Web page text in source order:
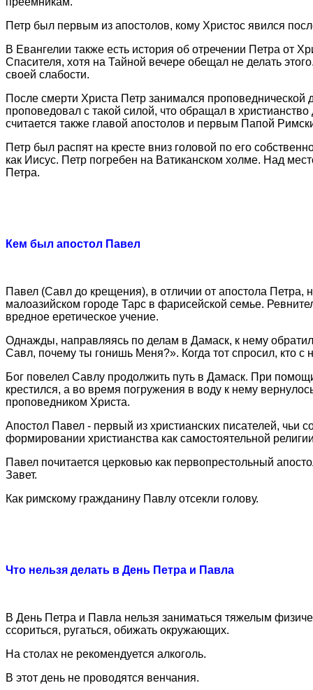
Петр был первым из апостолов, кому Христос явился
В Евангелии также есть история об отречении Петра от
Спасителя, хотя на Тайной вечере обещал не делать
своей слабости.
После смерти Христа Петр занимался проповеднической
проповедовал с такой силой, что обращал в
считается также главой апостолов и первым Папой
Петр был распят на кресте вниз головой по его
как Иисус. Петр погребен на Ватиканском холме. Над
Петра.
Кем был апостол Павел
Павел (Савл до крещения), в отличии от апостола
малоазийском городе Тарс в фарисейской семье.
вредное еретическое учение.
Однажды, направляясь по делам в Дамаск, к нему
Савл, почему ты гонишь Меня?». Когда тот спросил, кто с
Бог повелел Савлу продолжить путь в Дамаск. При
крестился, а во время погружения в воду к нему
проповедником Христа.
Апостол Павел - первый из христианских писателей, чьи
формировании христианства как самостоятельной
Павел почитается церковью как первопрестольный
Завет.
Как римскому гражданину Павлу отсекли голову.
Что нельзя делать в День Петра и Павла
В День Петра и Павла нельзя заниматься тяжелым
ссориться, ругаться, обижать окружающих.
На столах не рекомендуется алкоголь.
В этот день не проводятся венчания.